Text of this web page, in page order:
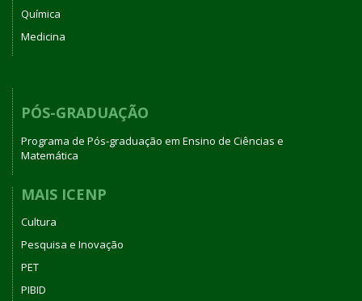
Química
Medicina
PÓS-GRADUAÇÃO
Programa de Pós-graduação em Ensino de Ciências e
Matemática
MAIS ICENP
Cultura
Pesquisa e Inovação
PET
PIBID